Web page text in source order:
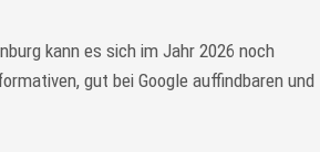
kann es sich im Jahr 2026 noch
gut bei Google auffindbaren und